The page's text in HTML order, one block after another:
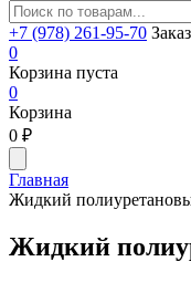
+7 (978) 261-95-70
0
Корзина пуста
0
Корзина
0 ₽
Главная
Жидкий
Жидкий